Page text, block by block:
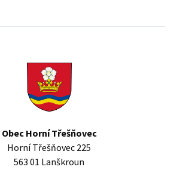
Obec Horní Třešňovec
Horní Třešňovec 225
563 01 Lanškroun